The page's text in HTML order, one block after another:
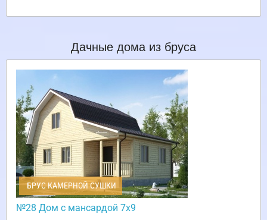
Дачные дома из бруса
БРУС КАМЕРНОЙ СУШКИ
№28 Дом с мансардой 7х9